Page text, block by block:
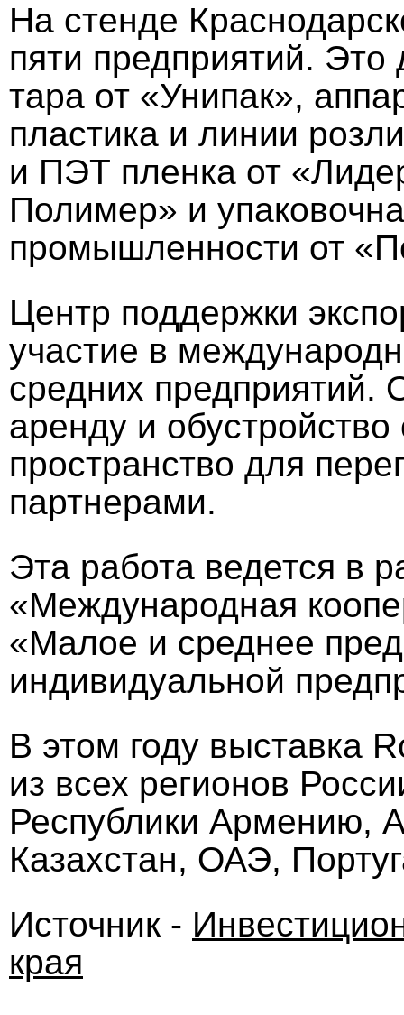
На стенде
пяти предприятий. Это
тара от «Унипак»,
пластика и линии
и ПЭТ пленка от
Полимер» и
промышленности от
Центр поддержки
участие в
средних предприятий.
аренду и обустройство
пространство для
партнерами.
Эта работа ведется в
«Международная
«Малое и среднее
индивидуальной
В этом году выставка
из всех регионов
Республики Армению,
Казахстан, ОАЭ,
Источник -
края